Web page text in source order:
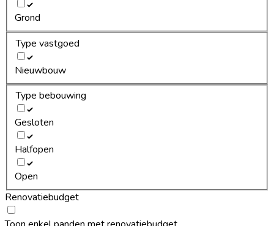
Grond
Type vastgoed
Nieuwbouw
Type bebouwing
Gesloten
Halfopen
Open
Renovatiebudget